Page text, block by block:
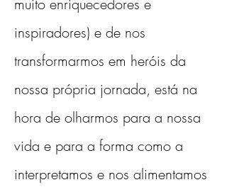
muito enriquecedores e
inspiradores) e de nos
transformarmos em heróis da
nossa própria jornada, está na
hora de olharmos para a nossa
vida e para a forma como a
interpretamos e nos alimentamos